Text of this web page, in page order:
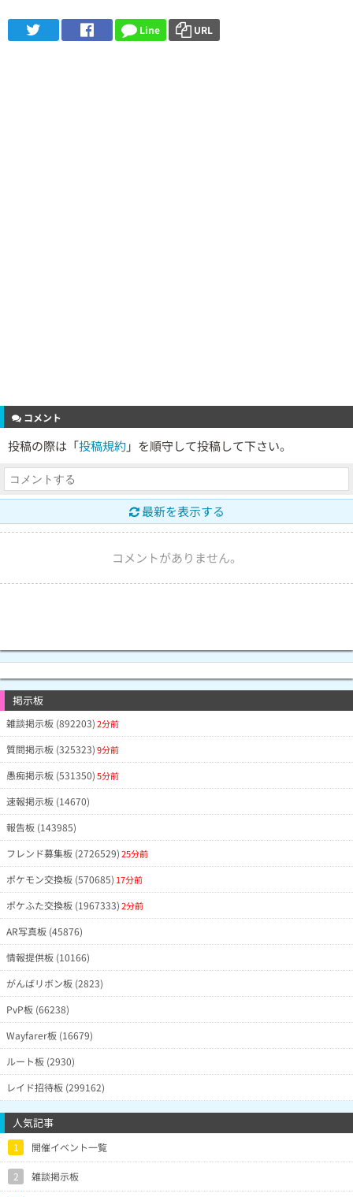
Line URL
コメント
投稿の際は「投稿規約 」を順守して投稿して下さい。
最新を表示する
コメントがありません。
掲示板
雑談掲示板 (892203)2分前
質問掲示板 (325323)9分前
愚痴掲示板 (531350)5分前
速報掲示板 (14670)
報告板 (143985)
フレンド募集板 (2726529)25分前
ポケモン交換板 (570685) 17分前
ポケふた交換板 (1967333)2分前
AR写真板 (45876)
情報提供板 (10166)
がんばリボン板 (2823)
PvP板 (66238)
Wayfarer板 (16679)
ルート板 (2930)
レイド招待板 (299162)
人気記事
1 開催イベント一覧
2 雑談掲示板